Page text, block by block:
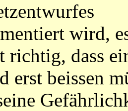
wird,
richtig, dass
erst beissen